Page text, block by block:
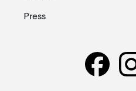
Press